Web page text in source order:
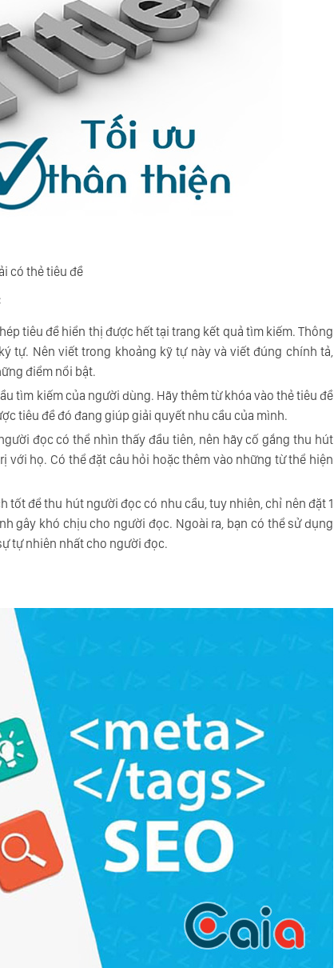
có thẻ tiêu đề
tiêu đề hiển thị được hết tại trang kết quả tìm kiếm. Thông
tự. Nên viết trong khoảng kỹ tự này và viết đúng chính tả,
điểm nổi bật.
tìm kiếm của người dùng. Hãy thêm từ khóa vào thẻ tiêu đề
tiêu đề đó đang giúp giải quyết nhu cầu của mình.
đọc có thể nhìn thấy đầu tiên, nên hãy cố gắng thu hút
họ. Có thể đặt câu hỏi hoặc thêm vào những từ thể hiện
tốt để thu hút người đọc có nhu cầu, tuy nhiên, chỉ nên đặt 1
gây khó chịu cho người đọc. Ngoài ra, bạn có thể sử dụng
tự nhiên nhất cho người đọc.